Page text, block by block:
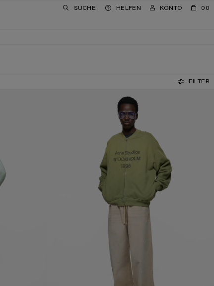
SUCHE HELFEN KONTO 00
FILTER